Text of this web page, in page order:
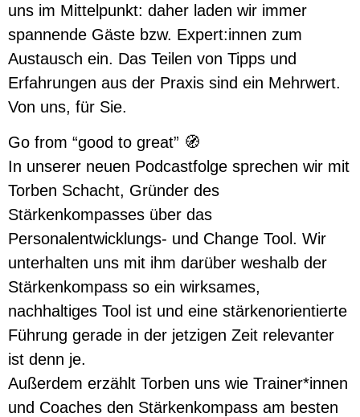
uns im Mittelpunkt: daher laden wir immer
spannende Gäste bzw. Expert:innen zum
Austausch ein. Das Teilen von Tipps und
Erfahrungen aus der Praxis sind ein Mehrwert.
Von uns, für Sie.
Go from “good to great” 🧭
In unserer neuen Podcastfolge sprechen wir mit
Torben Schacht, Gründer des
Stärkenkompasses über das
Personalentwicklungs- und Change Tool. Wir
unterhalten uns mit ihm darüber weshalb der
Stärkenkompass so ein wirksames,
nachhaltiges Tool ist und eine stärkenorientierte
Führung gerade in der jetzigen Zeit relevanter
ist denn je.
Außerdem erzählt Torben uns wie Trainer*innen
und Coaches den Stärkenkompass am besten